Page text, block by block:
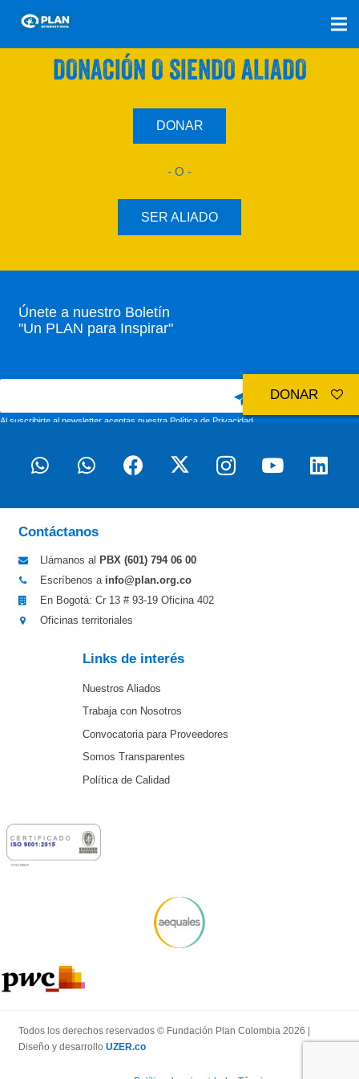
SÚMATE A NUESTRO PLAN CON UNA
DONACIÓN O SIENDO ALIADO
DONAR
- O -
SER ALIADO
Únete a nuestro Boletín
"Un PLAN para Inspirar"
Al suscribirte al newsletter aceptas nuestraPolítica de Privacidad
Contáctanos
Llámanos al PBX (601) 794 06 00
Escríbenos a info@plan.org.co
En Bogotá: Cr 13 # 93-19 Oficina 402
Oficinas territoriales
Links de interés
Nuestros Aliados
Trabaja con Nosotros
Convocatoria para Proveedores
Somos Transparentes
Política de Calidad
Todos los derechos reservados © Fundación Plan Colombia 2026 |
Diseño y desarrollo UZER.co
DONAR